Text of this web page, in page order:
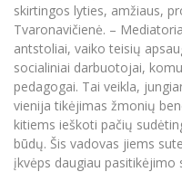
skirtingos lyties, amžiaus,
Tvaronavičienė. –
antstoliai, vaiko teisių
socialiniai darbuotojai,
pedagogai. Tai veikla,
vienija tikėjimas žmonių
kitiems ieškoti pačių
būdų. Šis vadovas jiems
įkvėps daugiau pasitikėjimo